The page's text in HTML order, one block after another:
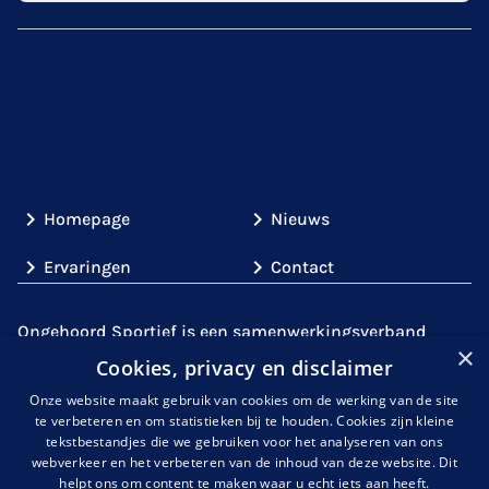
Homepage
Ervaringen
Nieuws
Contact
Ongehoord Sportief is een samenwerkingsverband
tussen partijen uit de sport (
Gehandicaptensport
KNDSB NOC*NSF
expertise over doof- en slechthorendheid,
zoalsKentalis. Gezamenlijk gaan wij de uitdaging aan
om de sportparticipatie onder mensen met een
×
Cookies, privacy en disclaimer
Onze website maakt gebruik van cookies om de werking van de site
te verbeteren en om statistieken bij te houden. Cookies zijn kleine
tekstbestandjes die we gebruiken voor het analyseren van ons
webverkeer en het verbeteren van de inhoud van deze website. Dit
helpt ons om content te maken waar u echt iets aan heeft.